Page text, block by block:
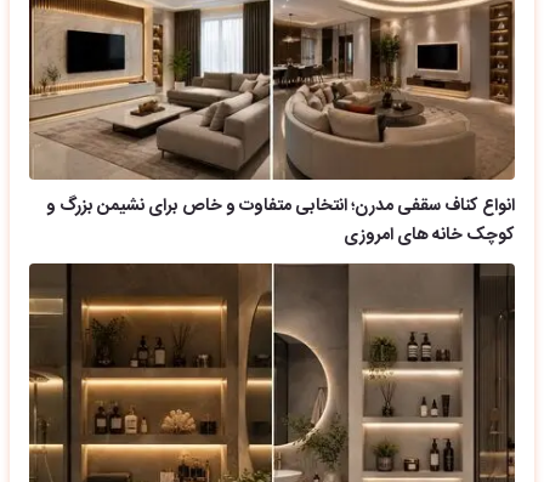
انواع کناف سقفی مدرن؛ انتخابی متفاوت و خاص برای نشیمن بزرگ و
کوچک خانه های امروزی